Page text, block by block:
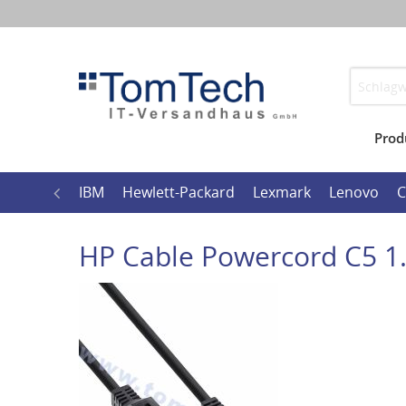
Impressum
Ricoh IBM Hewlett-Packard Lexmark Lenovo
HP Cable Powercord C5